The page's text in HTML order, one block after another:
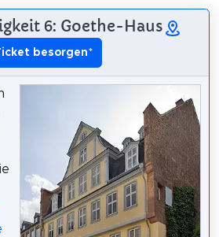
6: Goethe-Haus
besorgen*